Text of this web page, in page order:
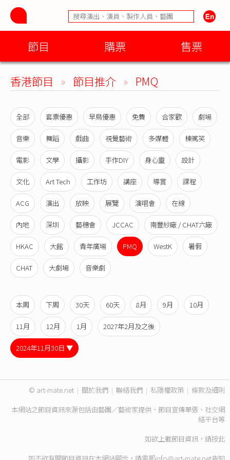
節目 購票 售票
香港節目 » 節目推介 » PMQ
全部 套票優惠 早鳥優惠 免費 合家歡 劇場
音樂 舞蹈 戲曲 視覺藝術 多媒體 棟篤笑
電影 文學 攝影 手作DIY 身心靈 設計
文化 Art Tech 工作坊 講座 導賞 課程
ACG 演出 放映 展覽 演唱會 在線
內地 深圳 藝穗會 JCCAC 南豐紗廠 / CHAT六廠
HKAC 大館 青年廣場 PMQ WestK 暑假
CHAT 大劇場 音樂劇
本周 下周 30天 60天 8月 9月 10月
11月 12月 1月 2027年2月及之後
2024年11月30日 ▼
© art-mate.net | 關於我們 | 聯絡我們 | 私隱權政策 | 條款及細則
本網站之節目資訊來源包括由藝團／藝術家提供、節目宣傳單張、社交網
絡平台等
如欲上載節目資訊，請按此